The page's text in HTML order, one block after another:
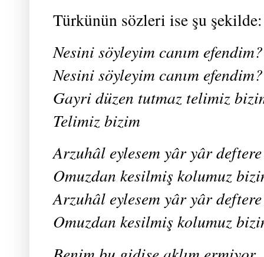
Türkünün sözleri ise şu şekilde:
Nesini söyleyim canım efendim?
Nesini söyleyim canım efendim?
Gayri düzen tutmaz telimiz
Telimiz bizim
Arzuhâl eylesem yâr yâr deftere
Omuzdan kesilmiş kolumuz
Arzuhâl eylesem yâr yâr deftere
Omuzdan kesilmiş kolumuz